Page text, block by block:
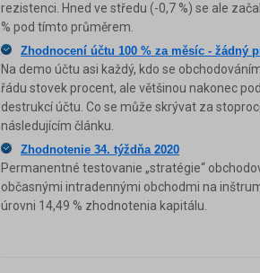
rezistenci. Hned ve středu (-0,7 %) se ale
% pod tímto průměrem.
Zhodnocení účtu 100 % za měsíc - žádný
Na demo účtu asi každý, kdo se
řádu stovek procent, ale většinou nakonec
destrukcí účtu. Co se může skrývat za
následujícím článku.
Zhodnotenie 34. týždňa 2020
Permanentné testovanie „stratégie“
občasnými intradennými obchodmi na
úrovni 14,49 % zhodnotenia kapitálu.